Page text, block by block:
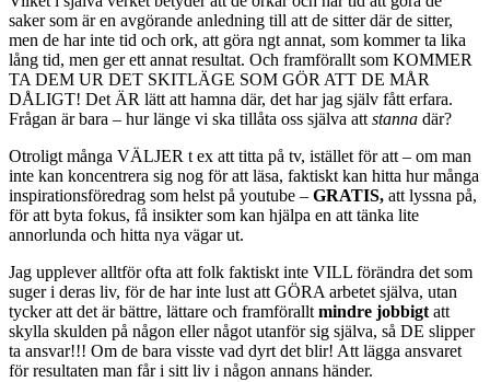
saker som är en avgörande anledning till att de sitter där de sitter,
men de har inte tid och ork, att göra ngt annat, som kommer ta lika
lång tid, men ger ett annat resultat. Och framförallt som KOMMER
TA DEM UR DET SKITLÄGE SOM GÖR ATT DE MÅR
DÅLIGT! Det ÄR lätt att hamna där, det har jag själv fått erfara.
Frågan är bara – hur länge vi ska tillåta oss själva att stanna där?
Otroligt många VÄLJER t ex att titta på tv, istället för att – om man
inte kan koncentrera sig nog för att läsa, faktiskt kan hitta hur många
inspirationsföredrag som helst på youtube – GRATIS, att lyssna på,
för att byta fokus, få insikter som kan hjälpa en att tänka lite
annorlunda och hitta nya vägar ut.
Jag upplever alltför ofta att folk faktiskt inte VILL förändra det som
suger i deras liv, för de har inte lust att GÖRA arbetet själva, utan
tycker att det är bättre, lättare och framförallt mindre jobbigt att
skylla skulden på någon eller något utanför sig själva, så DE slipper
ta ansvar!!! Om de bara visste vad dyrt det blir! Att lägga ansvaret
för resultaten man får i sitt liv i någon annans händer.